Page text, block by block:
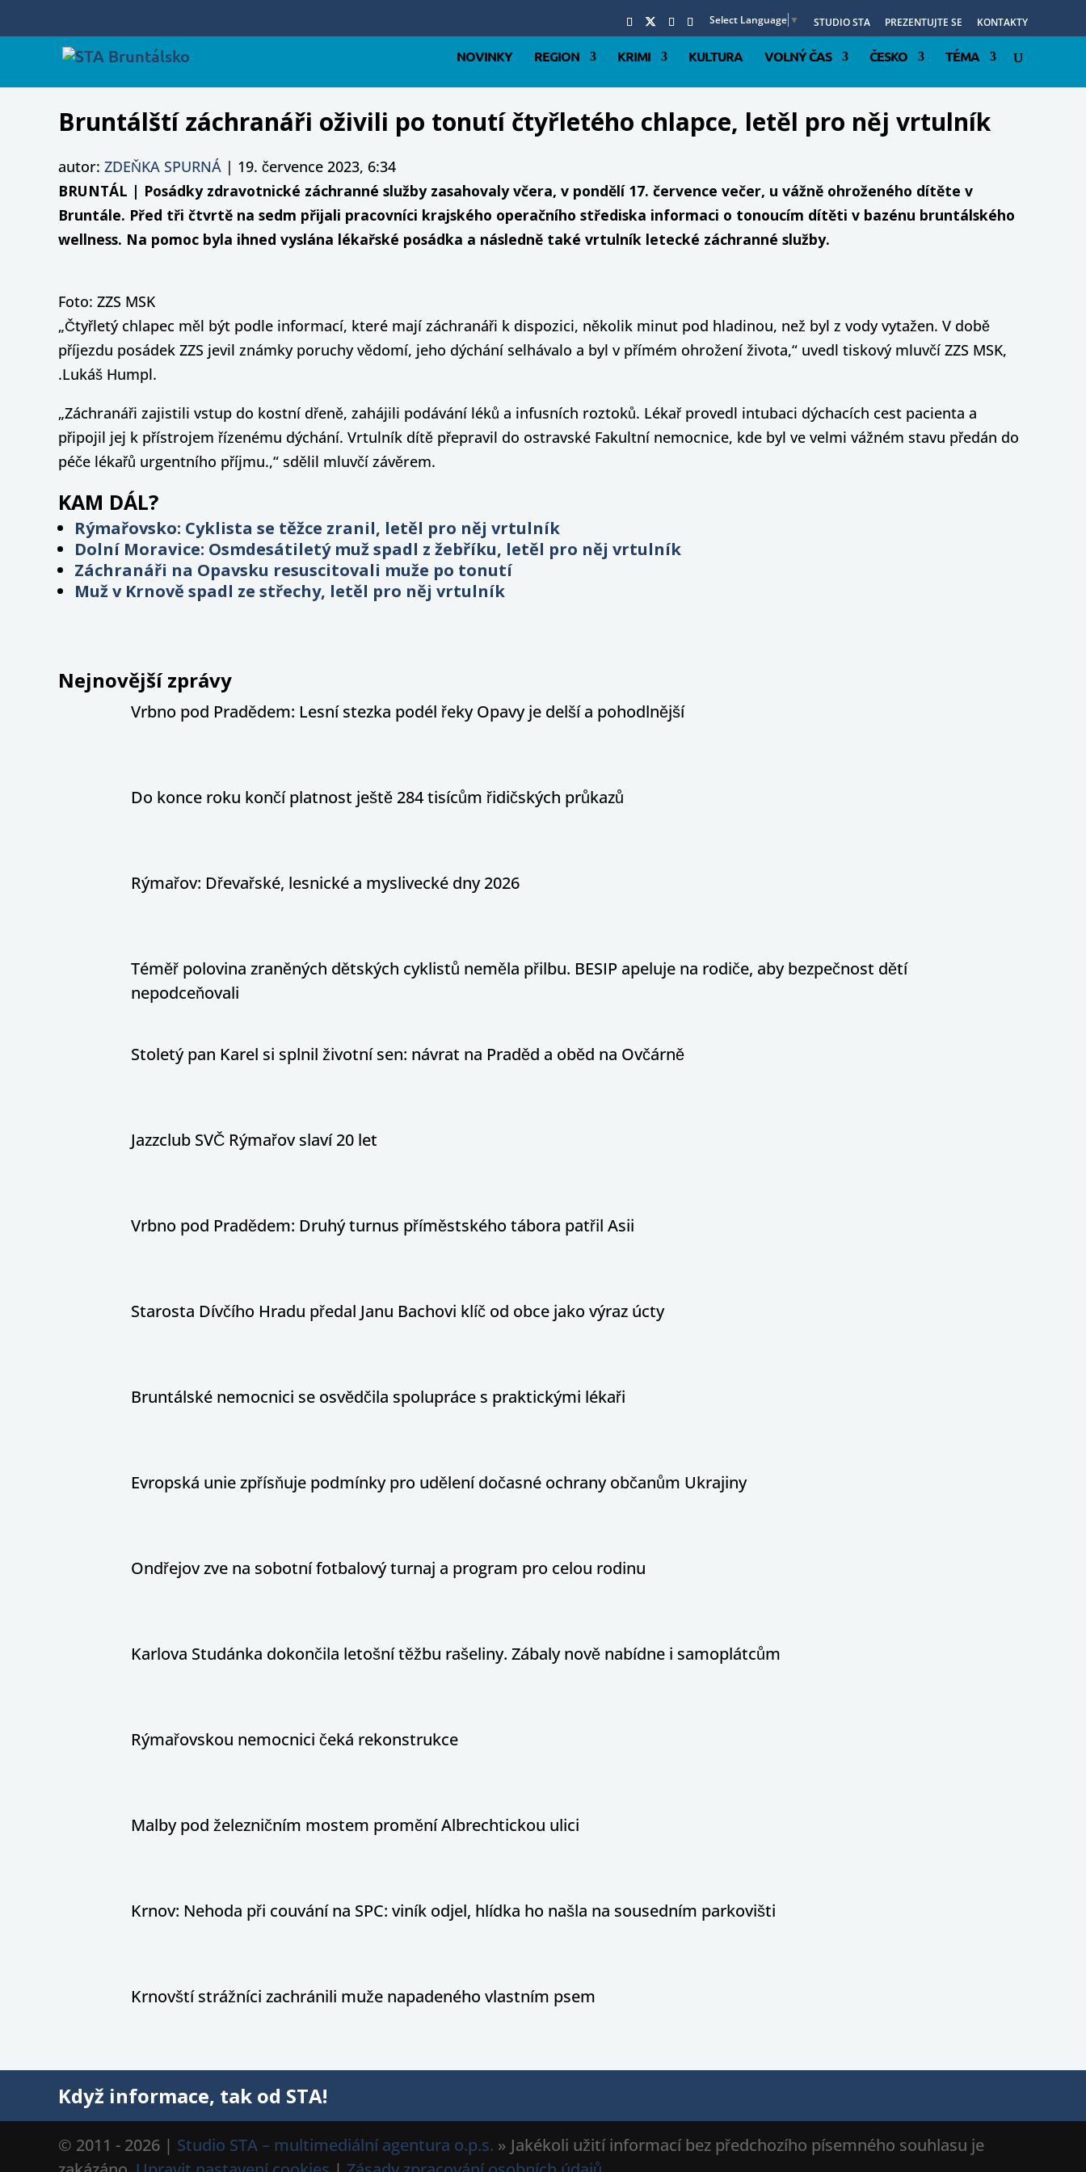
Select Language ▼ STUDIO STA PREZENTUJTE SE KONTAKTY
NOVINKY REGION KRIMI KULTURA VOLNÝ ČAS ČESKO TÉMA
Bruntálští záchranáři oživili po tonutí čtyřletého chlapce, letěl pro něj vrtulník
autor: ZDEŇKA SPURNÁ | 19. července 2023, 6:34
BRUNTÁL | Posádky zdravotnické záchranné služby zasahovaly včera, v pondělí 17. července večer, u vážně ohroženého dítěte v
Bruntále. Před tři čtvrtě na sedm přijali pracovníci krajského operačního střediska informaci o tonoucím dítěti v bazénu bruntálského
wellness. Na pomoc byla ihned vyslána lékařské posádka a následně také vrtulník letecké záchranné služby.
Foto: ZZS MSK
„Čtyřletý chlapec měl být podle informací, které mají záchranáři k dispozici, několik minut pod hladinou, než byl z vody vytažen. V době
příjezdu posádek ZZS jevil známky poruchy vědomí, jeho dýchání selhávalo a byl v přímém ohrožení života,“ uvedl tiskový mluvčí ZZS MSK,
.Lukáš Humpl.
„Záchranáři zajistili vstup do kostní dřeně, zahájili podávání léků a infusních roztoků. Lékař provedl intubaci dýchacích cest pacienta a
připojil jej k přístrojem řízenému dýchání. Vrtulník dítě přepravil do ostravské Fakultní nemocnice, kde byl ve velmi vážném stavu předán do
péče lékařů urgentního příjmu.,“ sdělil mluvčí závěrem.
KAM DÁL?
Rýmařovsko: Cyklista se těžce zranil, letěl pro něj vrtulník
Dolní Moravice: Osmdesátiletý muž spadl z žebříku, letěl pro něj vrtulník
Záchranáři na Opavsku resuscitovali muže po tonutí
Muž v Krnově spadl ze střechy, letěl pro něj vrtulník
Nejnovější zprávy
Vrbno pod Pradědem: Lesní stezka podél řeky Opavy je delší a pohodlnější
Do konce roku končí platnost ještě 284 tisícům řidičských průkazů
Rýmařov: Dřevařské, lesnické a myslivecké dny 2026
Téměř polovina zraněných dětských cyklistů neměla přilbu. BESIP apeluje na rodiče, aby bezpečnost dětí
nepodceňovali
Stoletý pan Karel si splnil životní sen: návrat na Praděd a oběd na Ovčárně
Jazzclub SVČ Rýmařov slaví 20 let
Vrbno pod Pradědem: Druhý turnus příměstského tábora patřil Asii
Starosta Dívčího Hradu předal Janu Bachovi klíč od obce jako výraz úcty
Bruntálské nemocnici se osvědčila spolupráce s praktickými lékaři
Evropská unie zpřísňuje podmínky pro udělení dočasné ochrany občanům Ukrajiny
Ondřejov zve na sobotní fotbalový turnaj a program pro celou rodinu
Karlova Studánka dokončila letošní těžbu rašeliny. Zábaly nově nabídne i samoplátcům
Rýmařovskou nemocnici čeká rekonstrukce
Malby pod železničním mostem promění Albrechtickou ulici
Krnov: Nehoda při couvání na SPC: viník odjel, hlídka ho našla na sousedním parkovišti
Krnovští strážníci zachránili muže napadeného vlastním psem
Když informace, tak od STA!
© 2011 - 2026 | Studio STA – multimediální agentura o.p.s. » Jakékoli užití informací bez předchozího písemného souhlasu je